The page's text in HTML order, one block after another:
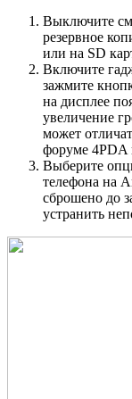
Выключите
резервное
или на SD
Включите
зажмите
на дисплее
увеличение
может
форуме 4PDA
Выберите
телефона на
сброшено до
устранить